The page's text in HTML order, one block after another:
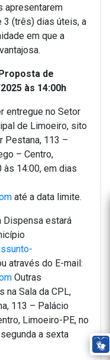
apresentarem
3 (três) dias úteis, a
em que a
de
às 14:00h
entregue no Setor
de Limoeiro, sito
Pestana, 113 –
– Centro,
às 14:00, em dias
até a data limite.
Dispensa estará
através do E-mail:
Outras
na Sala da CPL,
113 – Palácio
Limoeiro-PE, no
a sexta